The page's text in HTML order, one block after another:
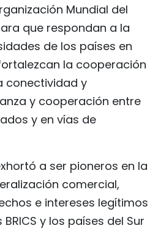
Mundial del
que respondan a la
de los países en
la cooperación
conectividad y
y cooperación entre
y en vías de
a ser pioneros en la
comercial,
e intereses legítimos
y los países del Sur